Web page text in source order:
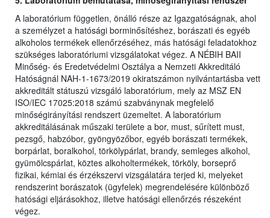
A laboratórium független, önálló része az Igazgatóságnak, ahol
a személyzet a hatósági borminősítéshez, borászati és egyéb
alkoholos termékek ellenőrzéséhez, más hatósági feladatokhoz
szükséges laboratóriumi vizsgálatokat végez. A NÉBIH BAII
Minőség- és Eredetvédelmi Osztálya a Nemzeti Akkreditáló
Hatóságnál NAH-1-1673/2019 okiratszámon nyilvántartásba vett
akkreditált státuszú vizsgáló laboratórium, mely az MSZ EN
ISO/IEC 17025:2018 számú szabványnak megfelelő
minőségirányítási rendszert üzemeltet. A laboratórium
akkreditálásának műszaki területe a bor, must, sűrített must,
pezsgő, habzóbor, gyöngyözőbor, egyéb borászati termékek,
borpárlat, boralkohol, törkölypárlat, brandy, semleges alkohol,
gyümölcspárlat, köztes alkoholtermékek, törköly, borseprő
fizikai, kémiai és érzékszervi vizsgálatára terjed ki, melyeket
rendszerint borászatok (ügyfelek) megrendelésére különböző
hatósági eljárásokhoz, illetve hatósági ellenőrzés részeként
végez.